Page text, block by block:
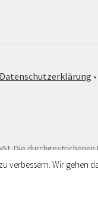
aufgrund der
Datenschutzerklärung •
Die durchgestrichenen
verbessern. Wir